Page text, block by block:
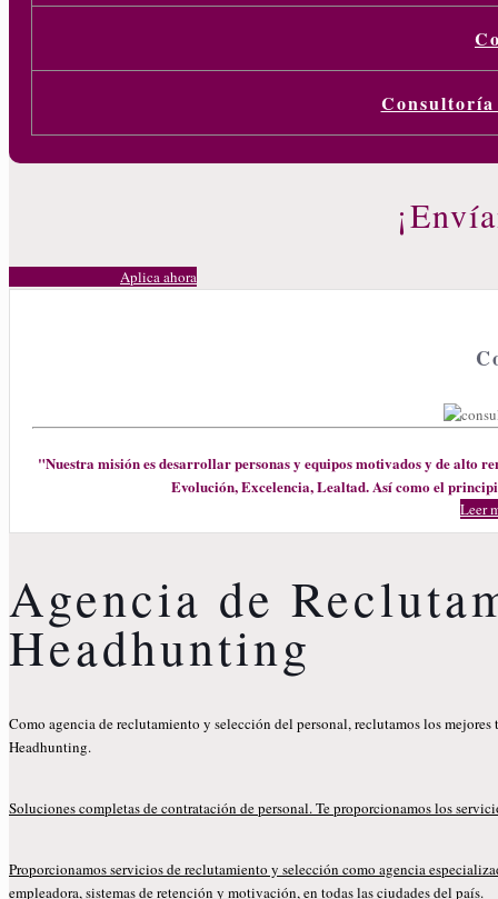
Consultoría
Aplica ahora
"Nuestra misión es desarrollar personas y equipos motivados y de alto
Evolución, Excelencia, Lealtad. Así como el
Leer
Agencia de
Headhunting
Como agencia de reclutamiento y selección del personal, reclutamos los
Headhunting.
Soluciones completas de contratación de personal. Te proporcionamos los
Proporcionamos servicios de reclutamiento y selección como agencia
empleadora, sistemas de retención y motivación, en todas las ciudades del país.